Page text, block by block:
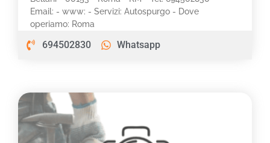
Email: - www: - Servizi: Autospurgo - Dove
operiamo: Roma
694502830 Whatsapp